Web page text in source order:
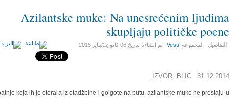
Azilantske muke: Na unesrećenim ljudima
skupljaju političke poene
التفاصيل المجموعة:Vesti تم إنشاءه بتاريخ06 كانون2/يناير 2015
IZVOR: BLIC 31.12.2014.
koja ih je oterala iz otadžbine i golgote na putu, azilantske muke ne prestaju u